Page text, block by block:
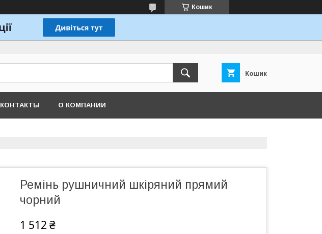
Кошик
Кошик
КОНТАКТЫ О КОМПАНИИ
Ремінь рушничний шкіряний прямий
чорний
1 512 ₴